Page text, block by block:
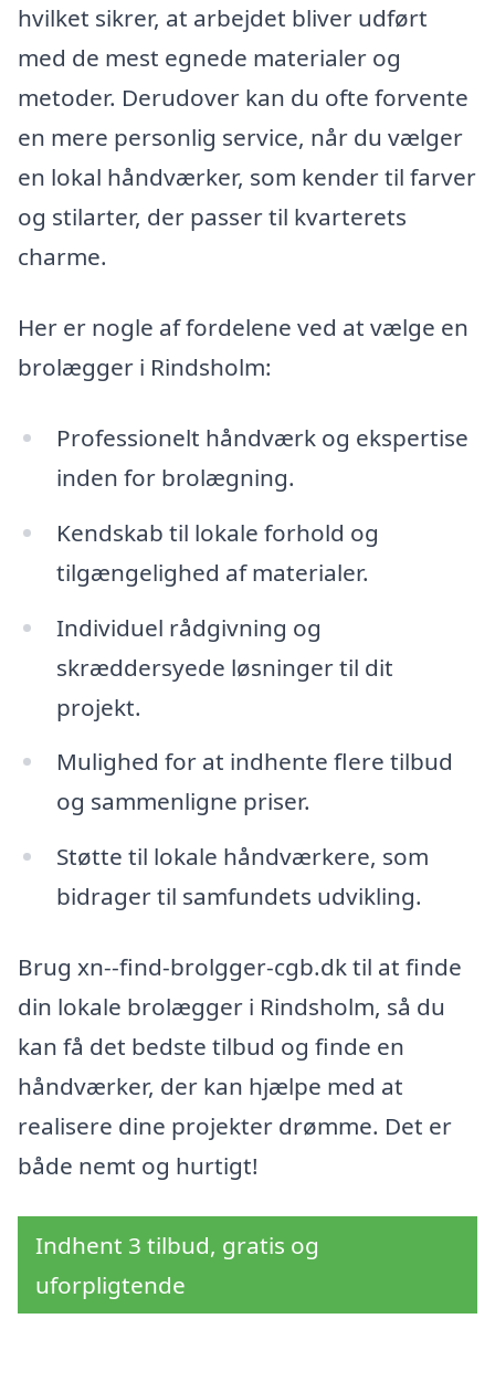
hvilket sikrer, at arbejdet bliver udført
med de mest egnede materialer og
metoder. Derudover kan du ofte forvente
en mere personlig service, når du vælger
en lokal håndværker, som kender til farver
og stilarter, der passer til kvarterets
charme.
Her er nogle af fordelene ved at vælge en
brolægger i Rindsholm:
Professionelt håndværk og ekspertise
inden for brolægning.
Kendskab til lokale forhold og
tilgængelighed af materialer.
Individuel rådgivning og
skræddersyede løsninger til dit
projekt.
Mulighed for at indhente flere tilbud
og sammenligne priser.
Støtte til lokale håndværkere, som
bidrager til samfundets udvikling.
Brug xn--find-brolgger-cgb.dk til at finde
din lokale brolægger i Rindsholm, så du
kan få det bedste tilbud og finde en
håndværker, der kan hjælpe med at
realisere dine projekter drømme. Det er
både nemt og hurtigt!
Indhent 3 tilbud, gratis og
uforpligtende